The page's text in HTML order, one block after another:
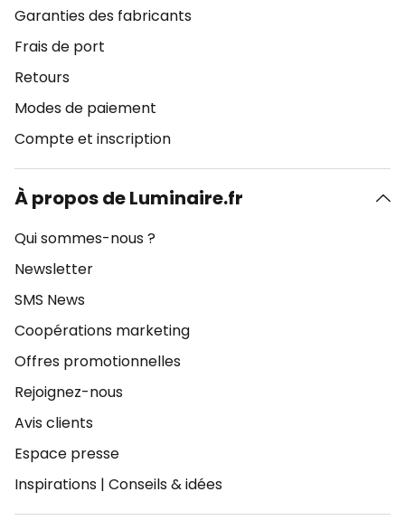
Garanties des fabricants
Frais de port
Retours
Modes de paiement
Compte et inscription
À propos de Luminaire.fr
Qui sommes-nous ?
Newsletter
SMS News
Coopérations marketing
Offres promotionnelles
Rejoignez-nous
Avis clients
Espace presse
Inspirations | Conseils & idées